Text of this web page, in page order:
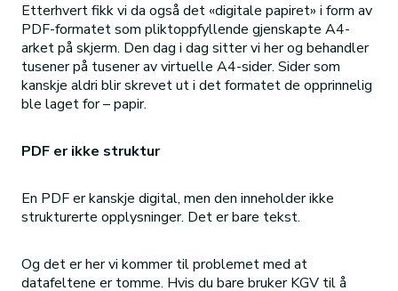
Etterhvert fikk vi da også det «digitale papiret» i form av
PDF-formatet som pliktoppfyllende gjenskapte A4-
arket på skjerm. Den dag i dag sitter vi her og behandler
tusener på tusener av virtuelle A4-sider. Sider som
kanskje aldri blir skrevet ut i det formatet de opprinnelig
ble laget for – papir.
PDF er ikke struktur
En PDF er kanskje digital, men den inneholder ikke
strukturerte opplysninger. Det er bare tekst.
Og det er her vi kommer til problemet med at
datafeltene er tomme. Hvis du bare bruker KGV til å